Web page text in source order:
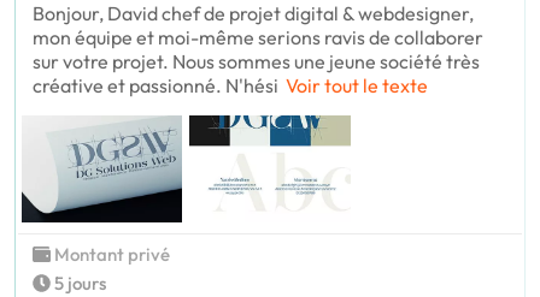
Bonjour, David chef de projet digital & webdesigner,
mon équipe et moi-même serions ravis de collaborer
sur votre projet. Nous sommes une jeune société très
créative et passionné. N'hési Voir tout le texte
Montant privé
5 jours